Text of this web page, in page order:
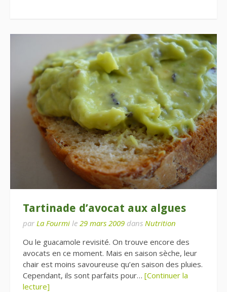
Tartinade d’avocat aux algues
par La Fourmi le 29 mars 2009 dans Nutrition
Ou le guacamole revisité. On trouve encore des
avocats en ce moment. Mais en saison sèche, leur
chair est moins savoureuse qu’en saison des pluies.
Cependant, ils sont parfaits pour… [Continuer la
lecture]